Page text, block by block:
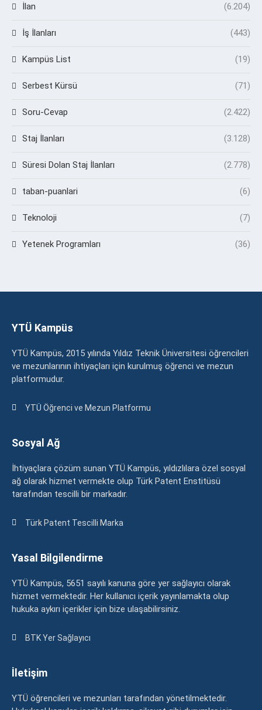
İlan (6.204)
İş İlanları (443)
Kampüs List (19)
Serbest Kürsü (71)
Soru-Cevap (2.422)
Staj İlanları (3.128)
Süresi Dolan Staj İlanları (2.778)
taban-puanlari (6)
Teknoloji (7)
Yetenek Programları (36)
YTÜ Kampüs
YTÜ Kampüs, 2015 yılında Yıldız Teknik Üniversitesi öğrencileri
ve mezunlarının ihtiyaçları için kurulmuş öğrenci ve mezun
platformudur.
YTÜ Öğrenci ve Mezun Platformu
Sosyal Ağ
İhtiyaçlara çözüm sunan YTÜ Kampüs, yıldızlılara özel sosyal
ağ olarak hizmet vermekte olup Türk Patent Enstitüsü
tarafından tescilli bir markadır.
Türk Patent Tescilli Marka
Yasal Bilgilendirme
YTÜ Kampüs, 5651 sayılı kanuna göre yer sağlayıcı olarak
hizmet vermektedir. Her kullanıcı içerik yayınlamakta olup
hukuka aykırı içerikler için bize ulaşabilirsiniz.
BTK Yer Sağlayıcı
İletişim
YTÜ öğrencileri ve mezunları tarafından yönetilmektedir.